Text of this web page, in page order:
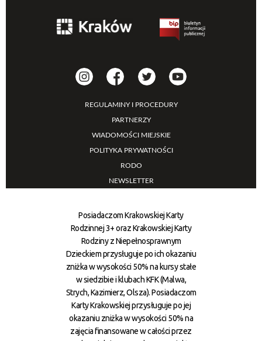
REGULAMINY I PROCEDURY
PARTNERZY
WIADOMOŚCI MIEJSKIE
POLITYKA PRYWATNOŚCI
RODO
NEWSLETTER
Posiadaczom Krakowskiej Karty
Rodzinnej 3+ oraz Krakowskiej Karty
Rodziny z Niepełnosprawnym
Dzieckiem przysługuje po ich okazaniu
zniżka w wysokości 50% na kursy stałe
w siedzibie i klubach KFK (Malwa,
Strych, Kazimierz, Olsza). Posiadaczom
Karty Krakowskiej przysługuje po jej
okazaniu zniżka w wysokości 50% na
zajęcia finansowane w całości przez